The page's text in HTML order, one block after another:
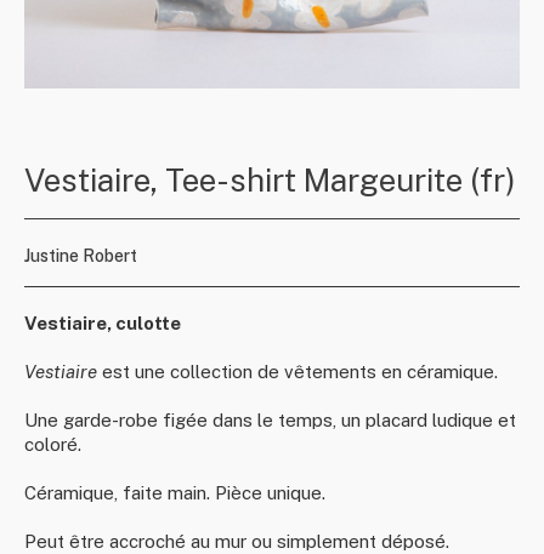
Vestiaire, Tee-shirt Margeurite (fr)
Justine Robert
Vestiaire, culotte
Vestiaire est une collection de vêtements en céramique.
Une garde-robe figée dans le temps, un placard ludique et
coloré.
Céramique, faite main. Pièce unique.
Peut être accroché au mur ou simplement déposé.